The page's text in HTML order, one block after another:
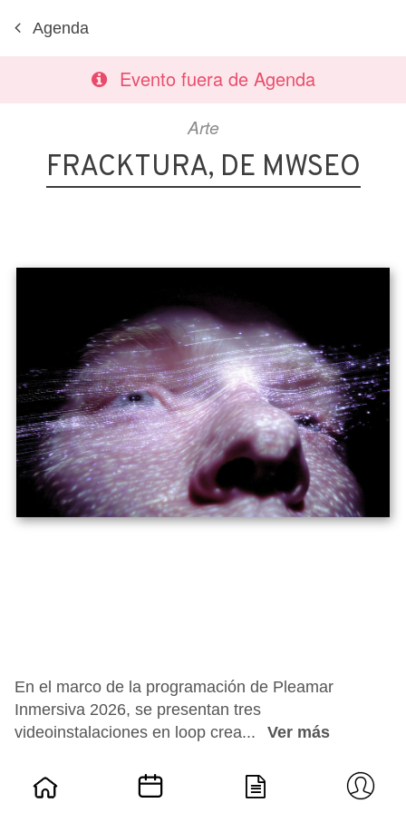
Agenda
Evento fuera de Agenda
Arte
FRACKTURA, DE MWSEO
En el marco de la programación de Pleamar
Inmersiva 2026, se presentan tres
videoinstalaciones en loop crea...
Ver más